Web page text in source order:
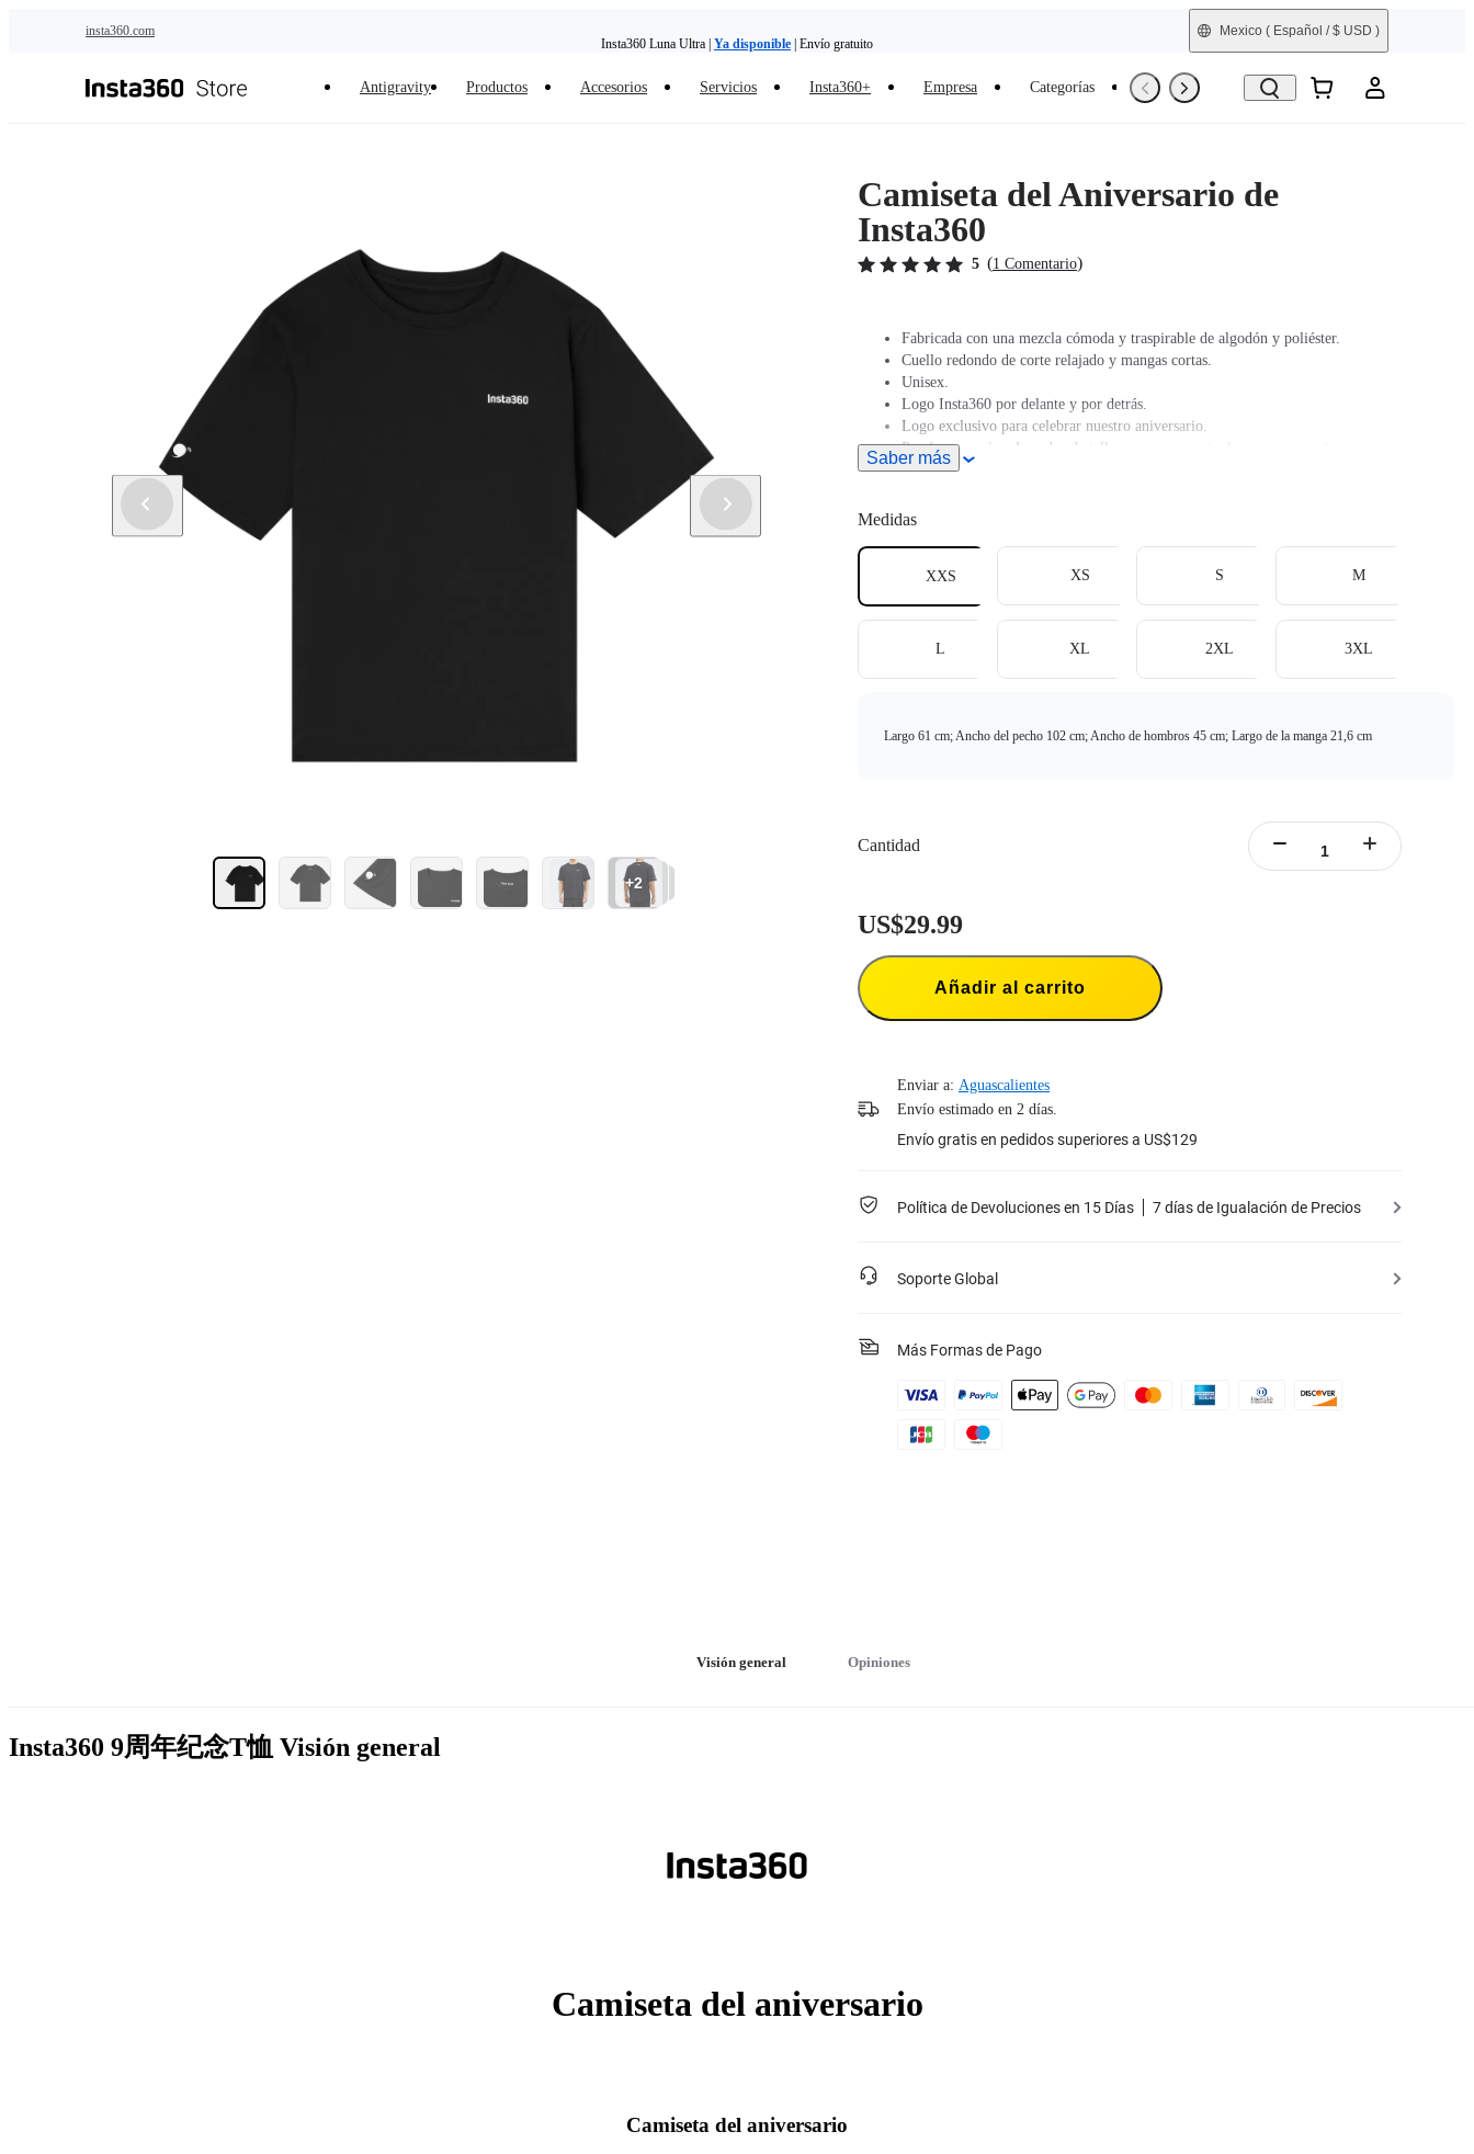
insta360.com
Insta360 Luna Ultra | Ya disponible | Envío gratuito
Mexico ( Español / $ USD )
Antigravity Productos Accesorios Servicios Insta360+ Empresa Categorías Reacondicionada
+2
Camiseta del Aniversario de
Insta360
5 (1 Comentario)
Fabricada con una mezcla cómoda y traspirable de algodón y poliéster.
Cuello redondo de corte relajado y mangas cortas.
Unisex.
Logo Insta360 por delante y por detrás.
Logo exclusivo para celebrar nuestro aniversario.
Por favor, revisa el cuadro de tallas para asegurarte de que compras la correcta.
Saber más
Medidas
XXS XS S M
L XL 2XL 3XL
Largo 61 cm; Ancho del pecho 102 cm; Ancho de hombros 45 cm; Largo de la manga 21,6 cm
Cantidad
US$29.99
Añadir al carrito
Enviar a: Aguascalientes
Envío estimado en 2 días.
Envío gratis en pedidos superiores a US$129
Política de Devoluciones en 15 Días 7 días de Igualación de Precios
Soporte Global
Más Formas de Pago
Visión general Opiniones
Insta360 9周年纪念T恤 Visión general
Camiseta del aniversario
Camiseta del aniversario